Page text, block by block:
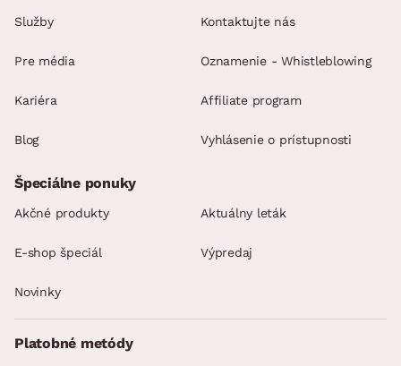
Služby
Pre média
Kariéra
Blog
Kontaktujte nás
Oznamenie - Whistleblowing
Affiliate program
Vyhlásenie o prístupnosti
Špeciálne ponuky
Akčné produkty Aktuálny leták
E-shop špeciál Výpredaj
Novinky
Platobné metódy